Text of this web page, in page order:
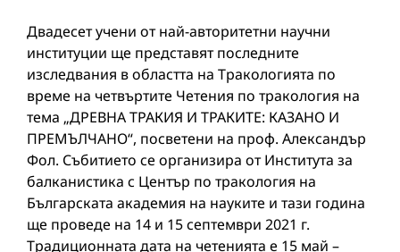
Двадесет учени от най-авторитетни научни
институции ще представят последните
изследвания в областта на Тракологията по
време на четвъртите Четения по тракология на
тема „ДРЕВНА ТРАКИЯ И ТРАКИТЕ: КАЗАНО И
ПРЕМЪЛЧАНО“, посветени на проф. Александър
Фол. Събитието се организира от Института за
балканистика с Център по тракология на
Българската академия на науките и тази година
ще проведе на 14 и 15 септември 2021 г.
Традиционната дата на четенията е 15 май –